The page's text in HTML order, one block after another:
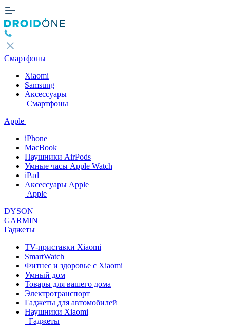
Смартфоны
Xiaomi
Samsung
Аксессуары
Смартфоны
Apple
iPhone
MacBook
Наушники AirPods
Умные часы Apple Watch
iPad
Аксессуары Apple
Apple
DYSON
GARMIN
Гаджеты
TV-приставки Xiaomi
SmartWatch
Фитнес и здоровье с Xiaomi
Умный дом
Товары для вашего дома
Электротранспорт
Гаджеты для автомобилей
Наушники Xiaomi
Гаджеты